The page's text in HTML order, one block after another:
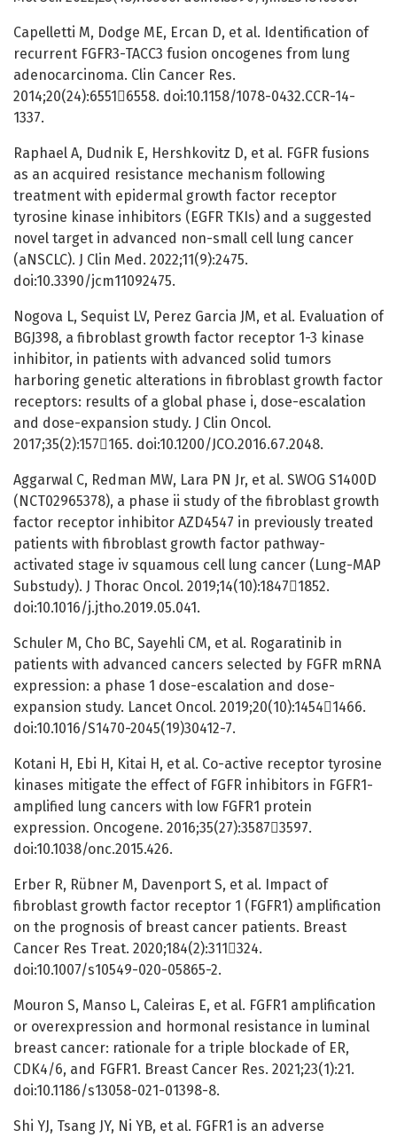
Capelletti M, Dodge ME, Ercan D, et al. Identification of
recurrent FGFR3-TACC3 fusion oncogenes from lung
adenocarcinoma. Clin Cancer Res.
2014;20(24):65516558. doi:10.1158/1078-0432.CCR-14-
1337.
Raphael A, Dudnik E, Hershkovitz D, et al. FGFR fusions
as an acquired resistance mechanism following
treatment with epidermal growth factor receptor
tyrosine kinase inhibitors (EGFR TKIs) and a suggested
novel target in advanced non-small cell lung cancer
(aNSCLC). J Clin Med. 2022;11(9):2475.
doi:10.3390/jcm11092475.
Nogova L, Sequist LV, Perez Garcia JM, et al. Evaluation of
BGJ398, a fibroblast growth factor receptor 1-3 kinase
inhibitor, in patients with advanced solid tumors
harboring genetic alterations in fibroblast growth factor
receptors: results of a global phase i, dose-escalation
and dose-expansion study. J Clin Oncol.
2017;35(2):157165. doi:10.1200/JCO.2016.67.2048.
Aggarwal C, Redman MW, Lara PN Jr, et al. SWOG S1400D
(NCT02965378), a phase ii study of the fibroblast growth
factor receptor inhibitor AZD4547 in previously treated
patients with fibroblast growth factor pathway-
activated stage iv squamous cell lung cancer (Lung-MAP
Substudy). J Thorac Oncol. 2019;14(10):18471852.
doi:10.1016/j.jtho.2019.05.041.
Schuler M, Cho BC, Sayehli CM, et al. Rogaratinib in
patients with advanced cancers selected by FGFR mRNA
expression: a phase 1 dose-escalation and dose-
expansion study. Lancet Oncol. 2019;20(10):14541466.
doi:10.1016/S1470-2045(19)30412-7.
Kotani H, Ebi H, Kitai H, et al. Co-active receptor tyrosine
kinases mitigate the effect of FGFR inhibitors in FGFR1-
amplified lung cancers with low FGFR1 protein
expression. Oncogene. 2016;35(27):35873597.
doi:10.1038/onc.2015.426.
Erber R, Rübner M, Davenport S, et al. Impact of
fibroblast growth factor receptor 1 (FGFR1) amplification
on the prognosis of breast cancer patients. Breast
Cancer Res Treat. 2020;184(2):311324.
doi:10.1007/s10549-020-05865-2.
Mouron S, Manso L, Caleiras E, et al. FGFR1 amplification
or overexpression and hormonal resistance in luminal
breast cancer: rationale for a triple blockade of ER,
CDK4/6, and FGFR1. Breast Cancer Res. 2021;23(1):21.
doi:10.1186/s13058-021-01398-8.
Shi YJ, Tsang JY, Ni YB, et al. FGFR1 is an adverse